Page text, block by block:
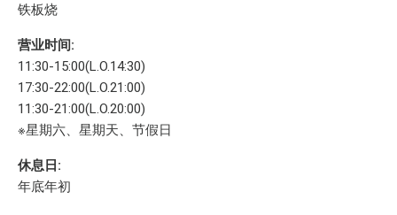
铁板烧
营业时间:
11:30-15:00(L.O.14:30)
17:30-22:00(L.O.21:00)
11:30-21:00(L.O.20:00)
※星期六、星期天、节假日
休息日:
年底年初